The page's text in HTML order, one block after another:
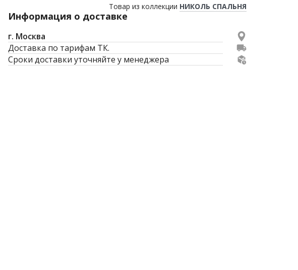
Товар из коллекции НИКОЛЬ СПАЛЬНЯ
Информация о доставке
г. Москва
Доставка по тарифам ТК.
Сроки доставки уточняйте у менеджера